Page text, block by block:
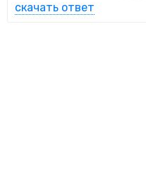
скачать ответ